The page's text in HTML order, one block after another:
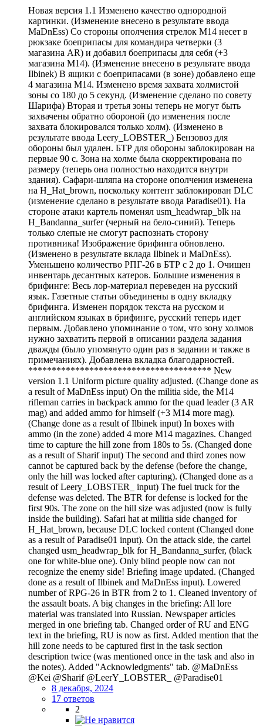
Новая версия 1.1 Изменено качество однородной
картинки. (Изменение внесено в результате ввода
MaDnEss) Со стороны ополчения стрелок M14 несет в
рюкзаке боеприпасы для командира четверки (3
магазина AR) и добавил боеприпасы для себя (+3
магазина M14). (Изменение внесено в результате ввода
Ilbinek) В ящики с боеприпасами (в зоне) добавлено еще
4 магазина М14. Изменено время захвата холмистой
зоны со 180 до 5 секунд. (Изменение сделано по совету
Шарифа) Вторая и третья зоны теперь не могут быть
захвачены обратно обороной (до изменения после
захвата блокировался только холм). (Изменено в
результате ввода Leery_LOBSTER_) Бензовоз для
обороны был удален. БТР для обороны заблокирован на
первые 90 с. Зона на холме была скорректирована по
размеру (теперь она полностью находится внутри
здания). Сафари-шляпа на стороне ополчения изменена
на H_Hat_brown, поскольку контент заблокирован DLC
(изменение сделано в результате ввода Paradise01). На
стороне атаки картель поменял usm_headwrap_blk на
H_Bandanna_surfer (черный на бело-синий). Теперь
только слепые не смогут распознать сторону
противника! Изображение брифинга обновлено.
(Изменено в результате вклада Ilbinek и MaDnEss).
Уменьшено количество РПГ-26 в БТР с 2 до 1. Очищен
инвентарь десантных катеров. Большие изменения в
брифинге: Весь лор-материал переведен на русский
язык. Газетные статьи объединены в одну вкладку
брифинга. Изменен порядок текста на русском и
английском языках в брифинге, русский теперь идет
первым. Добавлено упоминание о том, что зону холмов
нужно захватить первой в описании раздела задания
дважды (было упомянуто один раз в задании и также в
примечаниях). Добавлена вкладка благодарностей.
*************************************** New
version 1.1 Uniform picture quality adjusted. (Change done as
a result of MaDnEss input) On the militia side, the M14
rifleman carries in backpack ammo for the quad leader (3 AR
mag) and added ammo for himself (+3 M14 more mag).
(Change done as a result of Ilbinek input) In boxes with
ammo (in the zone) added 4 more M14 magazines. Changed
time to capture the hill zone from 180s to 5s. (Changed done
as a result of Sharif input) The second and third zones now
cannot be captured back by the defense (before the change,
only the hill was locked after capturing). (Changed done as a
result of Leery_LOBSTER_ input) The fuel truck for the
defense was deleted. The BTR for defense is locked for the
first 90s. The zone on the hill size was adjusted (now is fully
inside the building). Safari hat at militia side changed for
H_Hat_brown, because DLC locked content (Changed done
as a result of Paradise01 input). On the attack side, the cartel
changed usm_headwrap_blk for H_Bandanna_surfer, (black
one for white-blue one). Only blind people now can not
recognize the enemy side! Briefing image updated. (Changed
done as a result of Ilbinek and MaDnEss input). Lowered
number of RPG-26 in BTR from 2 to 1. Cleaned inventory of
the assault boats. A big changes in the briefing: All lore
material was translated into Russian. Newspaper articles
merged in one briefing tab. Changed order of RU and ENG
text in the briefing, RU is now as first. Added mention that the
hill zone needs to be captured first in the task section
description twice (was mentioned once in the task and also in
the notes). Added "Acknowledgments" tab. @MaDnEss
@Kei @Sharif @LeerY_LOBSTER_ @Paradise01
8 декабря, 2024
17 ответов
2